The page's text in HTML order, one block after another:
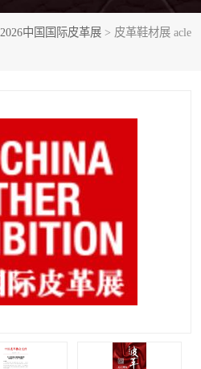
2026中国国际皮革展 > 皮革鞋材展 acle